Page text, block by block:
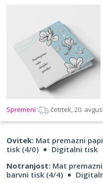
Spremeni četrtek, 20.
Ovitek: Mat premazni
tisk (4/0)
Digitalni tisk
Notranjost: Mat
barvni tisk (4/4)